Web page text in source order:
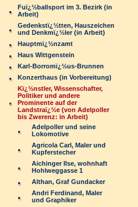
Fuï¿½ballsport im 3. Bezirk (in
Arbeit)
Gedenkstï¿½tten, Hauszeichen
und Denkmï¿½ler (in Arbeit)
Hauptmï¿½nzamt
Haus Wittgenstein
Karl-Borromï¿½us-Brunnen
Konzerthaus (in Vorbereitung)
Kï¿½nstler, Wissenschafter,
Politiker und andere
Prominente auf der
Landstraï¿½e (von Adelpoller
bis Zwerenz: in Arbeit)
Adelpoller und seine
Lokomotive
Agricola Carl, Maler und
Kupferstecher
Aichinger Ilse, wohnhaft
Hohlweggasse 1
Althan, Graf Gundacker
Andri Ferdinand, Maler
und Graphiker